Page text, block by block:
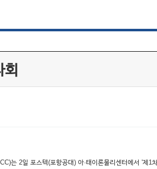
는 2일 포스텍(포항공대) 아·태이론물리센터에서 '제